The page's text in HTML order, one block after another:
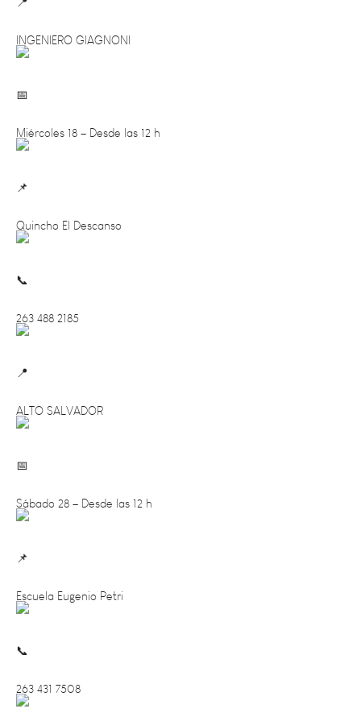
Miércoles 18 – Desde las 12 h
Quincho El Descanso
263 488 2185
ALTO SALVADOR
Sábado 28 – Desde las 12 h
Escuela Eugenio Petri
263 431 7508